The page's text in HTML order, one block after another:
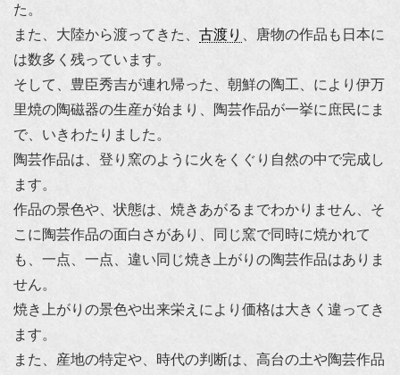
た。
また、大陸から渡ってきた、 古渡り
、唐物の作品も日本に
は数多く残っています。
そして、豊臣秀吉が連れ帰った、朝鮮の陶工、により伊万
里焼の陶磁器の生産が始まり、陶芸作品が一挙に庶民にま
で、いきわたりました。
陶芸作品は、登り窯のように火をくぐり自然の中で完成し
ます。
作品の景色や、状態は、焼きあがるまでわかりません、そ
こに陶芸作品の面白さがあり、同じ窯で同時に焼かれて
も、一点、一点、違い同じ焼き上がりの陶芸作品はありま
せん。
焼き上がりの景色や出来栄えにより価格は大きく違ってき
ます。
また、産地の特定や、時代の判断は、高台の土や陶芸作品